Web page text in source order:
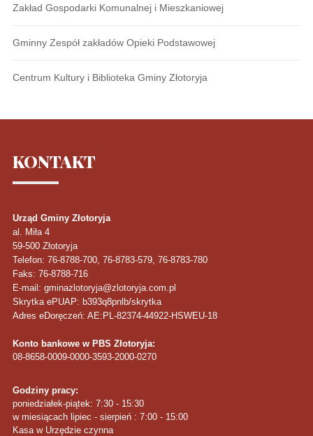
Zakład Gospodarki Komunalnej i Mieszkaniowej
Gminny Zespół zakładów Opieki Podstawowej
Centrum Kultury i Biblioteka Gminy Złotoryja
KONTAKT
Urząd Gminy Złotoryja
al. Miła 4
59-500 Złotoryja
Telefon: 76-8788-700, 76-8783-579, 76-8783-780
Faks: 76-8788-716
E-mail: gminazlotoryja@zlotoryja.com.pl
Skrytka ePUAP: b393q8pnlb/skrytka
Adres eDoręczeń: AE:PL-82374-44922-HSWEU-18
Konto bankowe w PBS Złotoryja:
08-8658-0009-0000-3593-2000-0270
Godziny pracy:
poniedziałek-piątek: 7:30 - 15:30
w miesiącach lipiec - sierpień : 7:00 - 15:00
Kasa w Urzędzie czynna